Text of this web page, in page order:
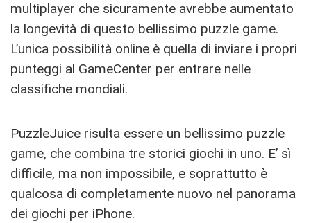
multiplayer che sicuramente avrebbe aumentato
la longevità di questo bellissimo puzzle game.
L’unica possibilità online è quella di inviare i propri
punteggi al GameCenter per entrare nelle
classifiche mondiali.
PuzzleJuice risulta essere un bellissimo puzzle
game, che combina tre storici giochi in uno. E’ sì
difficile, ma non impossibile, e soprattutto è
qualcosa di completamente nuovo nel panorama
dei giochi per iPhone.